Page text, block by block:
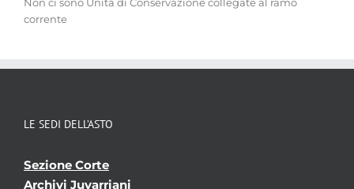
Non ci sono Unità di Conservazione collegate al ramo
corrente
LE SEDI DELL’ASTO
Sezione Corte
Archivi Juvarriani